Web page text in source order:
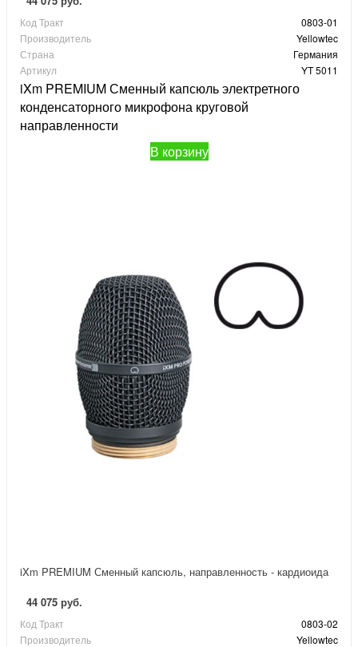
Код Тракт
0803-01
Производитель
Yellowtec
Страна
Германия
Артикул
YT 5011
iXm PREMIUM Сменный капсюль электретного
конденсаторного микрофона круговой
направленности
В корзину
iXm PREMIUM Сменный капсюль, направленность - кардиоида
44 075 руб.
Код Тракт
0803-02
Производитель
Yellowtec